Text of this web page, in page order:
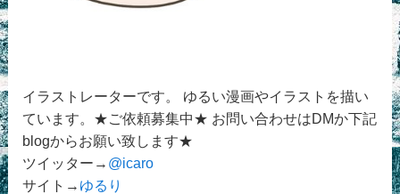
イラストレーターです。 ゆるい漫画やイラストを描い
ています。★ご依頼募集中★ お問い合わせはDMか下記
blogからお願い致します★
ツイッター→ @icaro
サイト→ ゆるり